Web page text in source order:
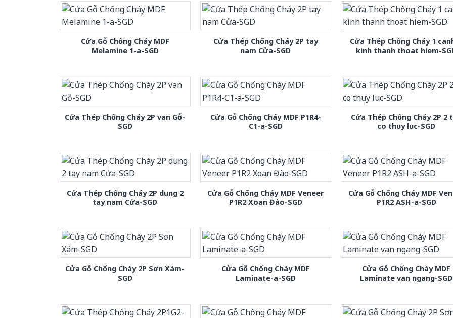
Cửa Gỗ Chống Cháy MDF
Melamine 1-a-SGD
Cửa Thép Chống Cháy 2P tay
nam Cửa-SGD
Cửa Thép Chống Cháy 1
kinh thanh thoat hiem-
Cửa Thép Chống Cháy 2P van Gỗ-
SGD
Cửa Gỗ Chống Cháy MDF P1R4-
C1-a-SGD
Cửa Thép Chống Cháy 2P 2
co thuy luc-SGD
Cửa Thép Chống Cháy 2P dung 2
tay nam Cửa-SGD
Cửa Gỗ Chống Cháy MDF Veneer
P1R2 Xoan Đào-SGD
Cửa Gỗ Chống Cháy MDF
P1R2 ASH-a-SGD
Cửa Gỗ Chống Cháy 2P Sơn Xám-
SGD
Cửa Gỗ Chống Cháy MDF
Laminate-a-SGD
Cửa Gỗ Chống Cháy MDF
Laminate van ngang-SGD